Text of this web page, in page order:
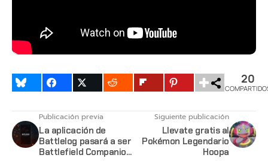
20
Publicación previa
La aplicación de
Battlelog pasará a ser
Battlefield Companion
Siguiente publicación
Llevate gratis al
Pokémon Legendario
Hoopa